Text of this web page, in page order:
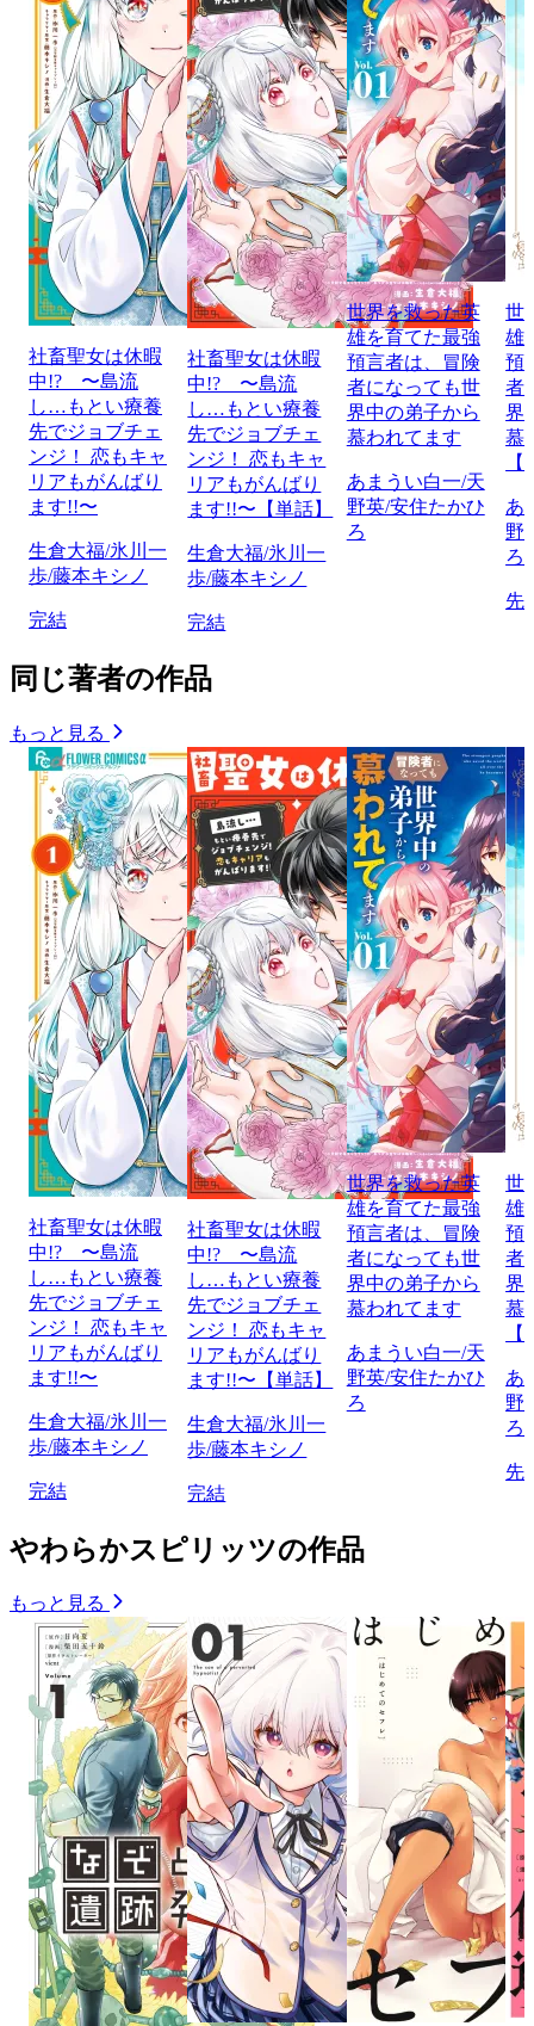
社畜聖女は休暇
中!? 〜島流
し…もとい療養
先でジョブチェ
ンジ！ 恋もキャ
リアもがんばり
ます!!〜
生倉大福/氷川一
歩/藤本キシノ
完結
社畜聖女は休暇
中!? 〜島流
し…もとい療養
先でジョブチェ
ンジ！ 恋もキャ
リアもがんばり
ます!!〜【単話】
生倉大福/氷川一
歩/藤本キシノ
完結
世界を救った英
雄を育てた最強
預言者は、冒険
者になっても世
界中の弟子から
慕われてます
あまうい白一/天
野英/安住たかひ
ろ
世
雄
預
者
界
慕
あ
野
ろ
先
同じ著者の作品
もっと見る
社畜聖女は休暇
中!? 〜島流
し…もとい療養
先でジョブチェ
ンジ！ 恋もキャ
リアもがんばり
ます!!〜
生倉大福/氷川一
歩/藤本キシノ
完結
社畜聖女は休暇
中!? 〜島流
し…もとい療養
先でジョブチェ
ンジ！ 恋もキャ
リアもがんばり
ます!!〜【単話】
生倉大福/氷川一
歩/藤本キシノ
完結
世界を救った英
雄を育てた最強
預言者は、冒険
者になっても世
界中の弟子から
慕われてます
あまうい白一/天
野英/安住たかひ
ろ
世
雄
預
者
界
慕
あ
野
ろ
先
やわらかスピリッツの作品
もっと見る